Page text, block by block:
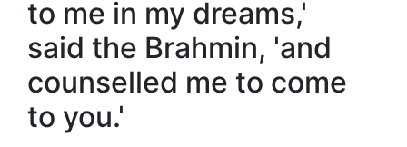
to me in my dreams,'
said the Brahmin, 'and
counselled me to come
to you.'